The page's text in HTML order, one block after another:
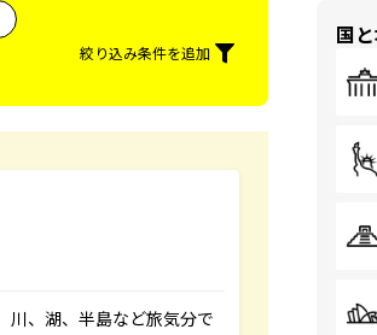
絞り込み条件を追加
川、湖、半島など旅気分で
国